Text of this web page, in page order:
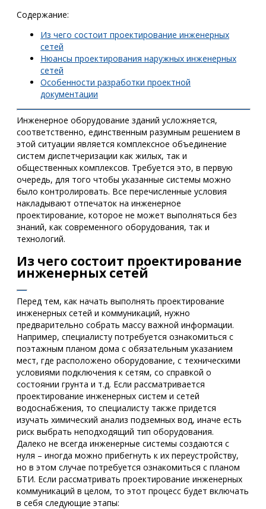
Содержание:
Из чего состоит проектирование инженерных
сетей
Нюансы проектирования наружных инженерных
сетей
Особенности разработки проектной
документации
Инженерное оборудование зданий усложняется,
соответственно, единственным разумным решением в
этой ситуации является комплексное объединение
систем диспетчеризации как жилых, так и
общественных комплексов. Требуется это, в первую
очередь, для того чтобы указанные системы можно
было контролировать. Все перечисленные условия
накладывают отпечаток на инженерное
проектирование, которое не может выполняться без
знаний, как современного оборудования, так и
технологий.
Из чего состоит проектирование
инженерных сетей
Перед тем, как начать выполнять проектирование
инженерных сетей и коммуникаций, нужно
предварительно собрать массу важной информации.
Например, специалисту потребуется ознакомиться с
поэтажным планом дома с обязательным указанием
мест, где расположено оборудование, с техническими
условиями подключения к сетям, со справкой о
состоянии грунта и т.д. Если рассматривается
проектирование инженерных систем и сетей
водоснабжения, то специалисту также придется
изучать химический анализ подземных вод, иначе есть
риск выбрать неподходящий тип оборудования.
Далеко не всегда инженерные системы создаются с
нуля – иногда можно прибегнуть к их переустройству,
но в этом случае потребуется ознакомиться с планом
БТИ. Если рассматривать проектирование инженерных
коммуникаций в целом, то этот процесс будет включать
в себя следующие этапы: